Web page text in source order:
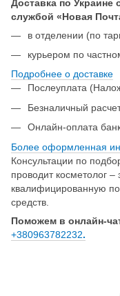
Доставка по Украине
службой «Новая
в отделении (по
курьером по
Подробнее о доставке
Послеуплата
Безналичный
Онлайн-оплата
Более оформленная
Консультации по
проводит косметолог –
квалифицированную
средств.
Поможем в онлайн-
+380963782232.